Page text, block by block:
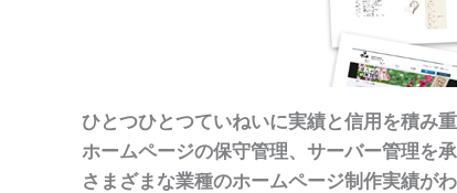
ひとつひとつていねいに実績と信用を積み重
ホームページの保守管理、サーバー管理を
さまざまな業種のホームページ制作実績が